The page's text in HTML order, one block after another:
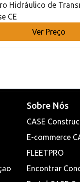
Hidráulico de
CE
Ver Preço
Sobre Nós
CASE
E-commerce
FLEETPRO
Encontrar